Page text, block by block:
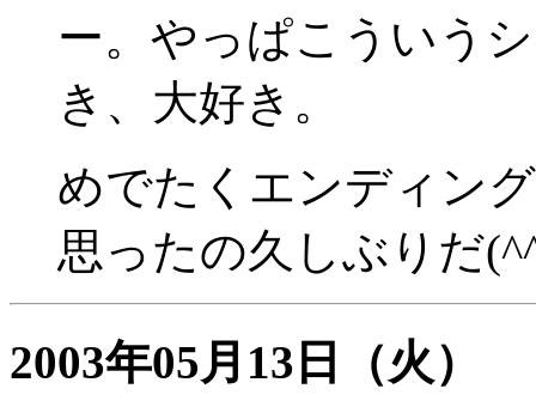
ー。やっぱこういう
き、大好き。
めでたくエンディン
思ったの久しぶりだ
2003年05月13日 （火）